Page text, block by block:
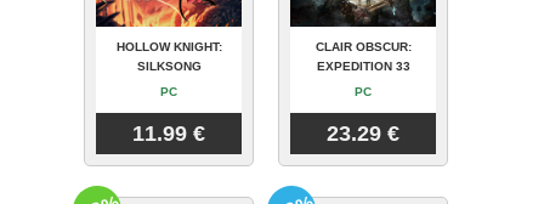
HOLLOW KNIGHT:
SILKSONG
PC
11.99 €
CLAIR OBSCUR:
EXPEDITION 33
PC
23.29 €